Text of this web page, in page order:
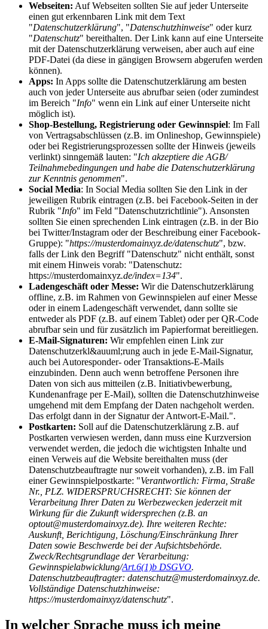
Webseiten: Auf Webseiten sollten Sie auf jeder Unterseite
einen gut erkennbaren Link mit dem Text
"Datenschutzerklärung", "Datenschutzhinweise" oder kurz
"Datenschutz" bereithalten. Der Link kann auf eine Unterseite
mit der Datenschutzerklärung verweisen, aber auch auf eine
PDF-Datei (da diese in gängigen Browsern abgerufen werden
können).
Apps: In Apps sollte die Datenschutzerklärung am besten
auch von jeder Unterseite aus abrufbar seien (oder zumindest
im Bereich "Info" wenn ein Link auf einer Unterseite nicht
möglich ist).
Shop-Bestellung, Registrierung oder Gewinnspiel: Im Fall
von Vertragsabschlüssen (z.B. im Onlineshop, Gewinnspiele)
oder bei Registrierungsprozessen sollte der Hinweis (jeweils
verlinkt) sinngemäß lauten: "Ich akzeptiere die AGB/
Teilnahmebedingungen und habe die Datenschutzerklärung
zur Kenntnis genommen".
Social Media: In Social Media sollten Sie den Link in der
jeweiligen Rubrik eintragen (z.B. bei Facebook-Seiten in der
Rubrik "Info" im Feld "Datenschutzrichtlinie"). Ansonsten
sollten Sie einen sprechenden Link eintragen (z.B. in der Bio
bei Twitter/Instagram oder der Beschreibung einer Facebook-
Gruppe): "https://musterdomainxyz.de/datenschutz", bzw.
falls der Link den Begriff "Datenschutz" nicht enthält, sonst
mit einem Hinweis vorab: "Datenschutz:
https://musterdomainxyz.de/index=134".
Ladengeschäft oder Messe: Wir die Datenschutzerklärung
offline, z.B. im Rahmen von Gewinnspielen auf einer Messe
oder in einem Ladengeschäft verwendet, dann sollte sie
entweder als PDF (z.B. auf einem Tablet) oder per QR-Code
abrufbar sein und für zusätzlich im Papierformat bereitliegen.
E-Mail-Signaturen: Wir empfehlen einen Link zur
Datenschutzerkl&auuml;rung auch in jede E-Mail-Signatur,
auch bei Autoresponder- oder Transaktions-E-Mails
einzubinden. Denn auch wenn betroffene Personen ihre
Daten von sich aus mitteilen (z.B. Initiativbewerbung,
Kundenanfrage per E-Mail), sollten die Datenschutzhinweise
umgehend mit dem Empfang der Daten nachgeholt werden.
Das erfolgt dann in der Signatur der Antwort-E-Mail.".
Postkarten: Soll auf die Datenschutzerklärung z.B. auf
Postkarten verwiesen werden, dann muss eine Kurzversion
verwendet werden, die jedoch die wichtigsten Inhalte und
einen Verweis auf die Website bereithalten muss (der
Datenschutzbeauftragte nur soweit vorhanden), z.B. im Fall
einer Gewinnspielpostkarte: "Verantwortlich: Firma, Straße
Nr., PLZ. WIDERSPRUCHSRECHT: Sie können der
Verarbeitung Ihrer Daten zu Werbezwecken jederzeit mit
Wirkung für die Zukunft widersprechen (z.B. an
optout@musterdomainxyz.de). Ihre weiteren Rechte:
Auskunft, Berichtigung, Löschung/Einschränkung Ihrer
Daten sowie Beschwerde bei der Aufsichtsbehörde.
Zweck/Rechtsgrundlage der Verarbeitung:
Gewinnspielabwicklung/Art.6(1)b DSGVO.
Datenschutzbeauftragter: datenschutz@musterdomainxyz.de.
Vollständige Datenschutzhinweise:
https://musterdomainxyz/datenschutz".
In welcher Sprache muss ich meine